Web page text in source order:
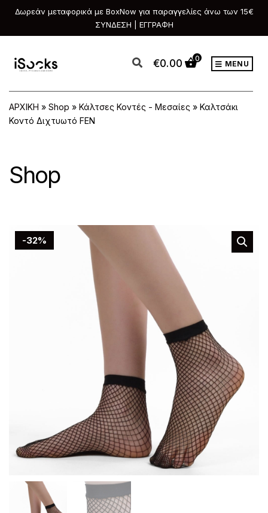
Δωρεάν μεταφορικά με BoxNow για παραγγελίες άνω των 15€
ΣΥΝΔΕΣΗ | ΕΓΓΡΑΦΗ
€0.00 0
MENU
ΑΡΧΙΚΗ » Shop » Κάλτσες Κοντές - Μεσαίες » Καλτσάκι
Κοντό Διχτυωτό FEN
Shop
-32%